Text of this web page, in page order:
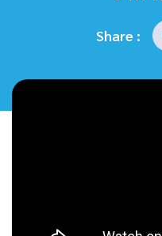
รายการย้อนหลังShare :